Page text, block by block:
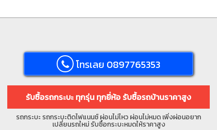
โทรเลย 0897765353
รับซื้อรถกระบะ ทุกรุ่น ทุกยี่ห้อ รับซื้อรถบ้านราคาสูง
รถกระบะ รถกระบะติดไฟแนนซ์ ผ่อนไม่ไหว ผ่อนไม่หมด เพิ่งผ่อนอยาก
เปลี่ยนรถใหม่ รับซื้อกระบะหมดให้ราคาสูง